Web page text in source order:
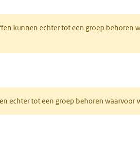
kunnen echter tot een groep behoren
echter tot een groep behoren waarvoor